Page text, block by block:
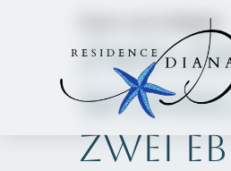
Raum und Helligkeit
ZWEI-
ZWEI